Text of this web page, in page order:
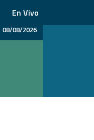
En Vivo
08/08/2026